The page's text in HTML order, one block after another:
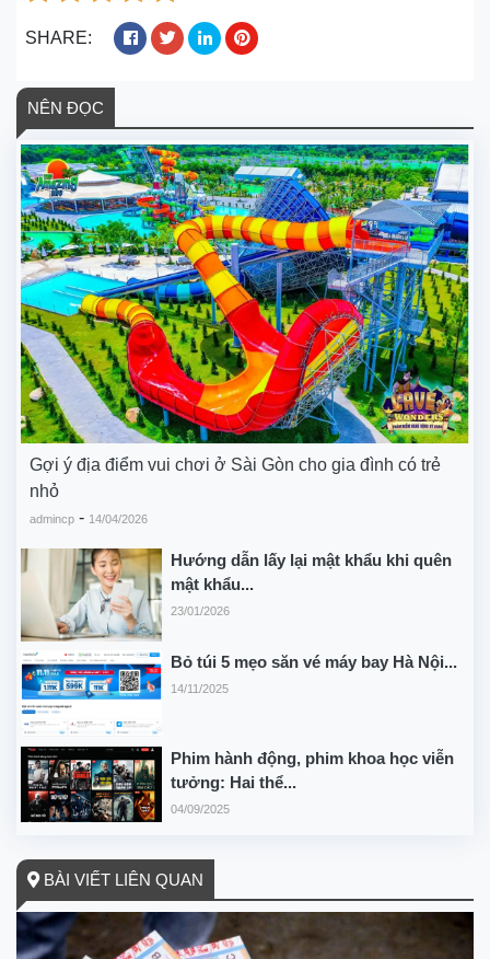
SHARE:
NÊN ĐỌC
Gợi ý địa điểm vui chơi ở Sài Gòn cho gia đình có trẻ
nhỏ
admincp - 14/04/2026
Hướng dẫn lấy lại mật khẩu khi quên
mật khẩu...
23/01/2026
Bỏ túi 5 mẹo săn vé máy bay Hà Nội...
14/11/2025
Phim hành động, phim khoa học viễn
tưởng: Hai thể...
04/09/2025
BÀI VIẾT LIÊN QUAN